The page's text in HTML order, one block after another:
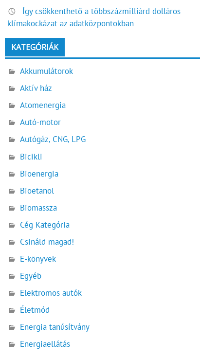
Így csökkenthető a többszázmilliárd dolláros
klímakockázat az adatközpontokban
KATEGÓRIÁK
Akkumulátorok
Aktív ház
Atomenergia
Autó-motor
Autógáz, CNG, LPG
Bicikli
Bioenergia
Bioetanol
Biomassza
Cég Kategória
Csináld magad!
E-könyvek
Egyéb
Elektromos autók
Életmód
Energia tanúsítvány
Energiaellátás